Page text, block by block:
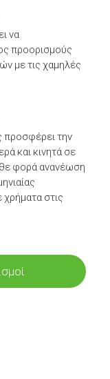
να
προορισμούς
με τις χαμηλές
προσφέρει την
και κινητά σε
φορά ανανέωση
στις